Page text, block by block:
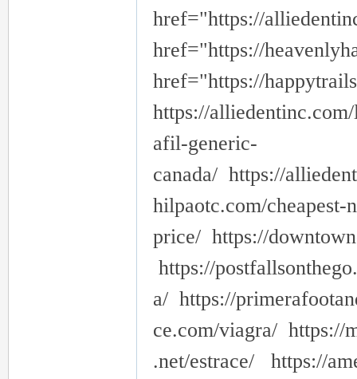
href="https://
href="https://
href="https://
https://
afil-generic-
canada/ https://
hilpaotc.com/cheapest-
price/ https://
https://
a/ https://
ce.com/viagra/ https://
.net/estrace/ https://